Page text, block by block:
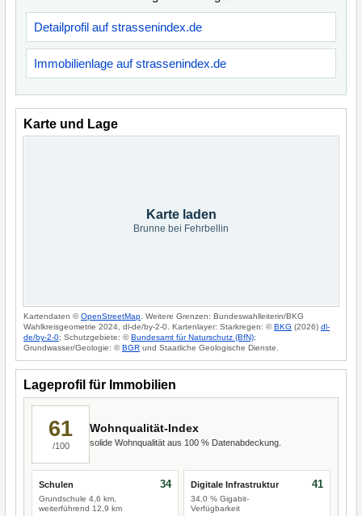
Detailprofil auf strassenindex.de
Immobilienlage auf strassenindex.de
Karte und Lage
Karte laden
Brunne bei Fehrbellin
Kartendaten ©OpenStreetMap . Weitere Grenzen: Bundeswahlleiterin/BKG
Wahlkreisgeometrie 2024, dl-de/by-2-0. Kartenlayer: Starkregen: ©BKG (2026) dl-
de/by-2-0; Schutzgebiete: ©Bundesamt für Naturschutz (BfN);
Grundwasser/Geologie: ©BGR und Staatliche Geologische Dienste.
Lageprofil für Immobilien
61
/100
Wohnqualität-Index
solide Wohnqualität aus 100 % Datenabdeckung.
Schulen
Grundschule 4,6 km,
weiterführend 12,9 km
34 Digitale Infrastruktur
34,0 % Gigabit-
Verfügbarkeit
41